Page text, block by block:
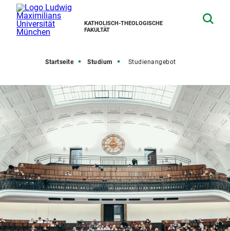
KATHOLISCH-THEOLOGISCHE
FAKULTÄT
Startseite Studium Studienangebot